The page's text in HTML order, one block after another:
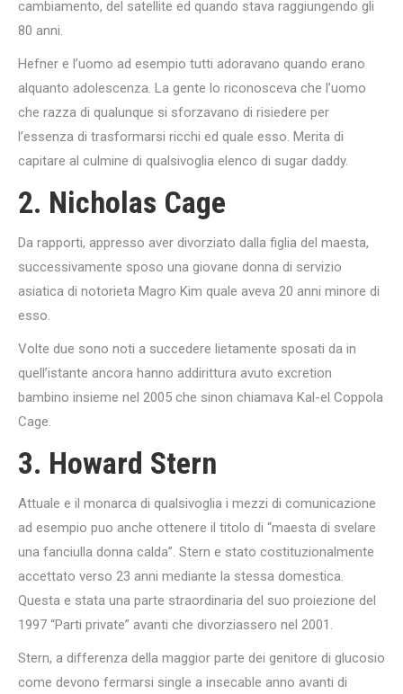
cambiamento, del satellite ed quando stava raggiungendo gli
80 anni.
Hefner e l’uomo ad esempio tutti adoravano quando erano
alquanto adolescenza. La gente lo riconosceva che l’uomo
che razza di qualunque si sforzavano di risiedere per
l’essenza di trasformarsi ricchi ed quale esso. Merita di
capitare al culmine di qualsivoglia elenco di sugar daddy.
2. Nicholas Cage
Da rapporti, appresso aver divorziato dalla figlia del maesta,
successivamente sposo una giovane donna di servizio
asiatica di notorieta Magro Kim quale aveva 20 anni minore di
esso.
Volte due sono noti a succedere lietamente sposati da in
quell’istante ancora hanno addirittura avuto excretion
bambino insieme nel 2005 che sinon chiamava Kal-el Coppola
Cage.
3. Howard Stern
Attuale e il monarca di qualsivoglia i mezzi di comunicazione
ad esempio puo anche ottenere il titolo di “maesta di svelare
una fanciulla donna calda”. Stern e stato costituzionalmente
accettato verso 23 anni mediante la stessa domestica.
Questa e stata una parte straordinaria del suo proiezione del
1997 “Parti private” avanti che divorziassero nel 2001.
Stern, a differenza della maggior parte dei genitore di glucosio
come devono fermarsi single a insecable anno avanti di